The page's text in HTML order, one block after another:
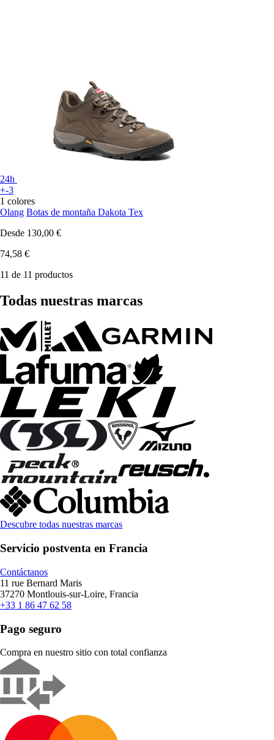
24h
+-3
1 colores
Olang Botas de montaña Dakota Tex
Desde 130,00 €
74,58 €
11 de 11 productos
Todas nuestras marcas
Descubre todas nuestras marcas
Servicio postventa en Francia
Contáctanos
11 rue Bernard Maris
37270 Montlouis-sur-Loire, Francia
+33 1 86 47 62 58
Pago seguro
Compra en nuestro sitio con total confianza